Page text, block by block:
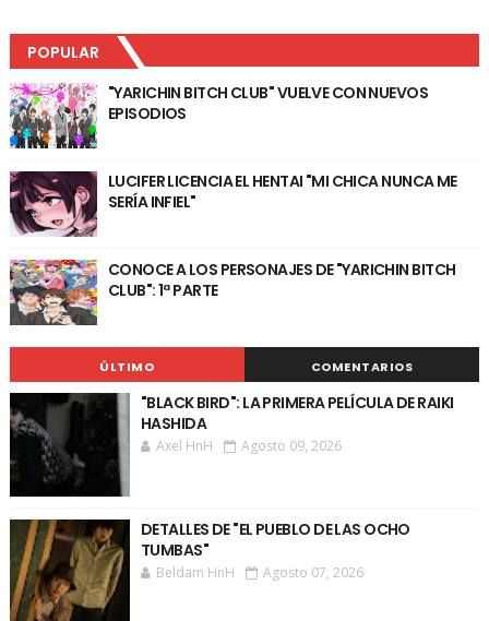
POPULAR
"YARICHIN BITCH CLUB" VUELVE CON NUEVOS
EPISODIOS
LUCIFER LICENCIA EL HENTAI "MI CHICA NUNCA ME
SERÍA INFIEL"
CONOCE A LOS PERSONAJES DE "YARICHIN BITCH
CLUB": 1ª PARTE
ÚLTIMO COMENTARIOS
"BLACK BIRD": LA PRIMERA PELÍCULA DE RAIKI
HASHIDA
Axel HnH Agosto 09, 2026
DETALLES DE "EL PUEBLO DE LAS OCHO
TUMBAS"
Beldam HnH Agosto 07, 2026